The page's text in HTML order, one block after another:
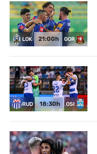
LOK 21:00h GOR
RUD 18:30h OSI